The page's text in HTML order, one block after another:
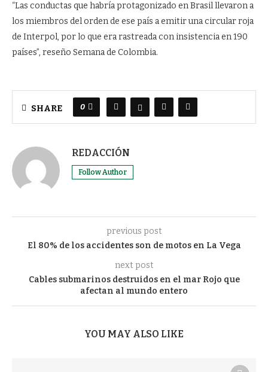
“Las conductas que habría protagonizado en Brasil llevaron a
los miembros del orden de ese país a emitir una circular roja
de Interpol, por lo que era rastreada con insistencia en 190
países”, reseño Semana de Colombia.
SHARE 0
REDACCIÓN
Follow Author
previous post
El 80% de los accidentes son de motos en La Vega
next post
Cables submarinos destruidos en el mar Rojo que
afectan al mundo entero
YOU MAY ALSO LIKE